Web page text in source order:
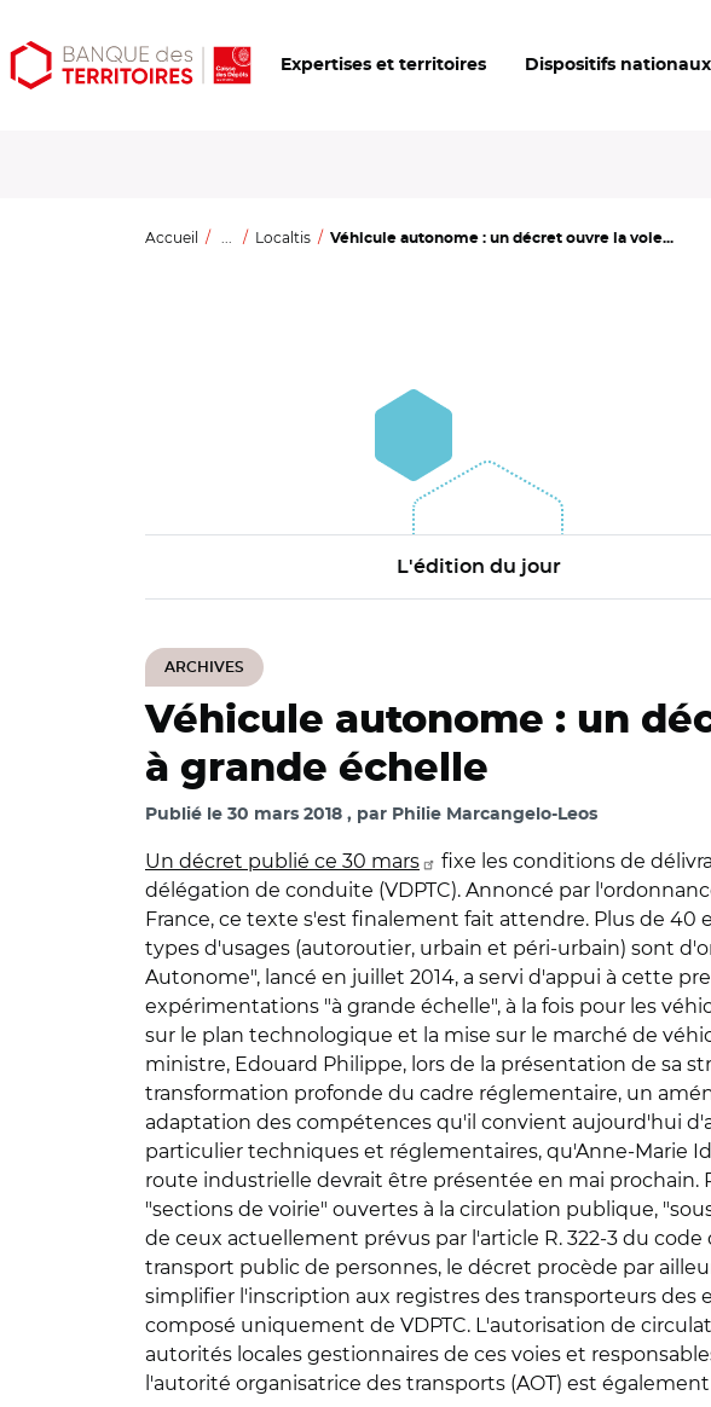
Aller
au
Aller
au
Ouvrir
les
Expertises et territoires Dispositifs nationaux
Accueil ... Localtis Véhicule autonome : un décret ouvre la voie...
L'édition du jour
ARCHIVES
Véhicule autonome : un
à grande échelle
Publié le 30 mars 2018 par Philie Marcangelo-Leos
Un décret publié ce 30 mars
fixe les conditions de
délégation de conduite (VDPTC). Annoncé par
France, ce texte s'est finalement fait attendre. Plus de
types d'usages (autoroutier, urbain et péri-urbain) sont
Autonome", lancé en juillet 2014, a servi d'appui à cette
expérimentations "à grande échelle", à la fois pour les
sur le plan technologique et la mise sur le marché de
ministre, Edouard Philippe, lors de la présentation de sa
transformation profonde du cadre réglementaire, un
adaptation des compétences qu'il convient aujourd'hui
particulier techniques et réglementaires, qu'Anne-Marie
route industrielle devrait être présentée en mai prochain.
"sections de voirie" ouvertes à la circulation publique,
de ceux actuellement prévus par l'article R. 322-3 du
transport public de personnes, le décret procède par
simplifier l'inscription aux registres des transporteurs
composé uniquement de VDPTC. L'autorisation de
autorités locales gestionnaires de ces voies et
l'autorité organisatrice des transports (AOT) est